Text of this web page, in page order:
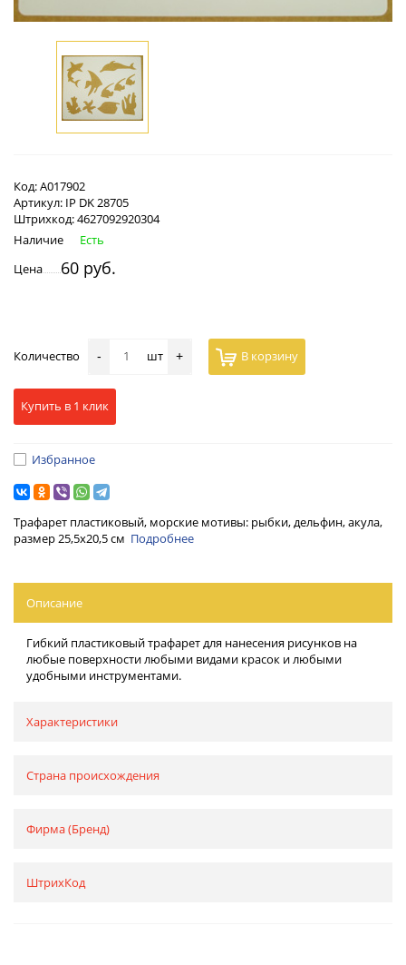
Код:А017902
Артикул: IP DK 28705
Штрихкод:4627092920304
Наличие
Есть
Цена
60 руб.
Количество - шт + В корзину
Купить в 1 клик
Избранное
Трафарет пластиковый, морские мотивы: рыбки, дельфин, акула,
размер 25,5х20,5 см Подробнее
Описание
Гибкий пластиковый трафарет для нанесения рисунков на
любые поверхности любыми видами красок и любыми
удобными инструментами.
Характеристики
Страна происхождения
Фирма (Бренд)
ШтрихКод